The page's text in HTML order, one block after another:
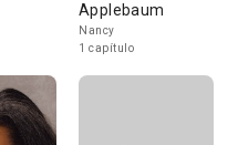
Applebaum
Nancy
1 capítulo